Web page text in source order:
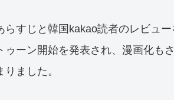
らすじと韓国kakao読者のレビュ
ゥーン開始を発表され、漫画化も
ました。